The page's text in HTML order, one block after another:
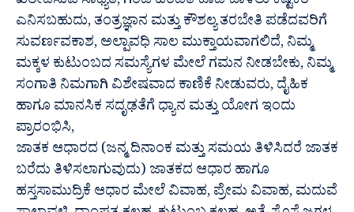
ಎನಿಸಬಹುದು, ತಂತ್ರಜ್ಞಾನ ಮತ್ತು ಕೌಶಲ್ಯ ತರಬೇತಿ ಪಡೆದವರಿಗೆ
ಸುವರ್ಣವಕಾಶ, ಅಲ್ಪಾವಧಿ ಸಾಲ ಮುಕ್ತಾಯವಾಗಲಿದೆ, ನಿಮ್ಮ
ಮಕ್ಕಳ ಕುಟುಂಬದ ಸಮಸ್ಯೆಗಳ ಮೇಲೆ ಗಮನ ನೀಡಬೇಕು, ನಿಮ್ಮ
ಸಂಗಾತಿ ನಿಮಗಾಗಿ ವಿಶೇಷವಾದ ಕಾಣಿಕೆ ನೀಡುವರು, ದೈಹಿಕ
ಹಾಗೂ ಮಾನಸಿಕ ಸದೃಢತೆಗೆ ಧ್ಯಾನ ಮತ್ತು ಯೋಗ ಇಂದು
ಪ್ರಾರಂಭಿಸಿ,
ಜಾತಕ ಆಧಾರದ (ಜನ್ಮ ದಿನಾಂಕ ಮತ್ತು ಸಮಯ ತಿಳಿಸಿದರೆ ಜಾತಕ
ಬರೆದು ತಿಳಿಸಲಾಗುವುದು) ಜಾತಕದ ಆಧಾರ ಹಾಗೂ
ಹಸ್ತಸಾಮುದ್ರಿಕೆ ಆಧಾರ ಮೇಲೆ ವಿವಾಹ, ಪ್ರೇಮ ವಿವಾಹ, ಮದುವೆ